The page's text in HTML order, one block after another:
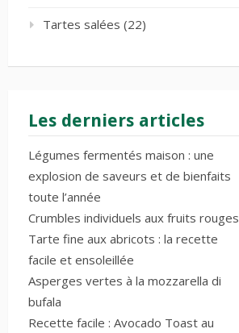
Tartes salées (22)
Les derniers articles
Légumes fermentés maison : une
explosion de saveurs et de bienfaits
toute l’année
Crumbles individuels aux fruits rouges
Tarte fine aux abricots : la recette
facile et ensoleillée
Asperges vertes à la mozzarella di
bufala
Recette facile : Avocado Toast au